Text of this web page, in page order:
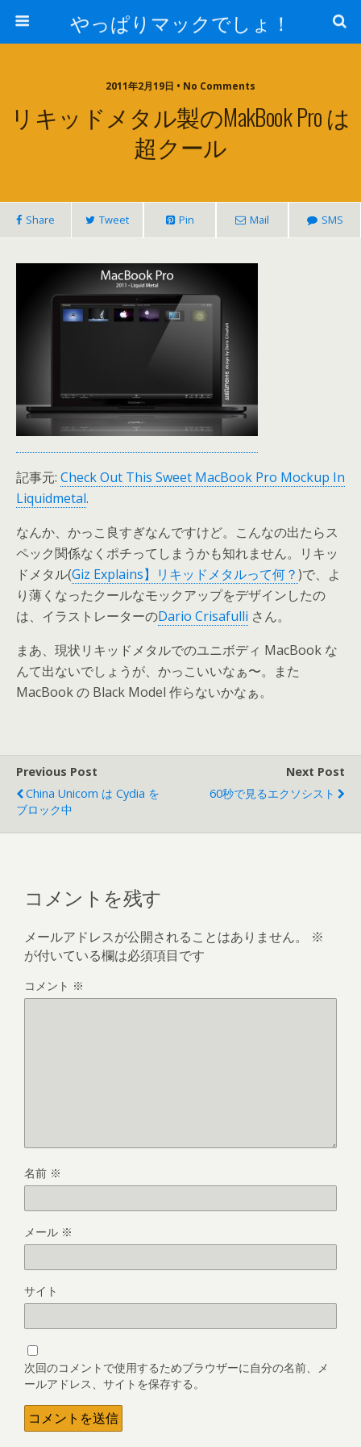
やっぱりマックでしょ！
2011年2月19日 • No Comments
リキッドメタル製のMakBook Pro は
超クール
Share Tweet Pin Mail SMS
記事元: Check Out This Sweet MacBook Pro Mockup In
Liquidmetal.
なんか、かっこ良すぎなんですけど。こんなの出たらス
ペック関係なくポチってしまうかも知れません。リキッ
ドメタル(Giz Explains】リキッドメタルって何？)で、よ
り薄くなったクールなモックアップをデザインしたの
は、イラストレーターのDario Crisafulli さん。
まあ、現状リキッドメタルでのユニボディ MacBook な
んて出ないでしょうが、かっこいいなぁ〜。また
MacBook の Black Model 作らないかなぁ。
Previous Post
China Unicom は Cydia を
ブロック中
Next Post
60秒で見るエクソシスト
コメントを残す
メールアドレスが公開されることはありません。
※
が付いている欄は必須項目です
コメント ※
名前 ※
メール ※
サイト
次回のコメントで使用するためブラウザーに自分の名前、メ
ールアドレス、サイトを保存する。